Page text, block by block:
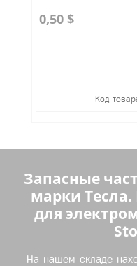
0,50 $
Код
Запасные
марки Тесла.
для
На нашем складе